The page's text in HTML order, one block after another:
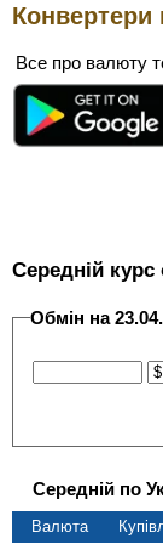
Конвертери
Все про валюту
Середній курс
Обмін на
Середній по
Валюта